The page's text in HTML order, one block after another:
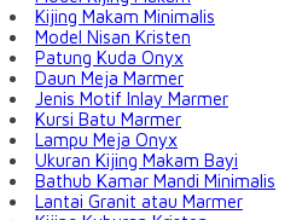
Kijing Makam Minimalis
Model Nisan Kristen
Patung Kuda Onyx
Daun Meja Marmer
Jenis Motif Inlay Marmer
Kursi Batu Marmer
Lampu Meja Onyx
Ukuran Kijing Makam Bayi
Bathub Kamar Mandi Minimalis
Lantai Granit atau Marmer